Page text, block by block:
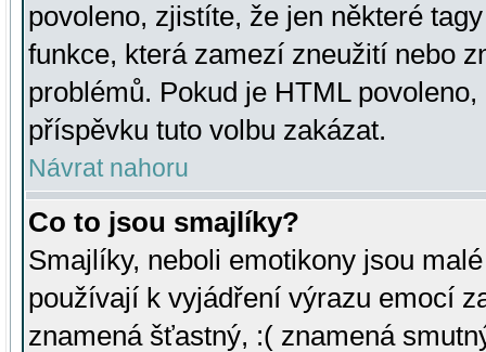
povoleno, zjistíte, že jen některé
funkce, která zamezí zneužití nebo
problémů. Pokud je HTML
příspěvku tuto volbu zakázat.
Návrat nahoru
Co to jsou smajlíky?
Smajlíky, neboli emotikony jsou
používají k vyjádření výrazu emocí
znamená šťastný, :( znamená